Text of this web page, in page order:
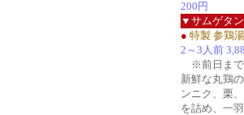
200円
▼サムゲタン
● 特製 参鶏湯
2～3人前
※前日まで
新鮮な丸鶏
ンニク、栗
を詰め、一